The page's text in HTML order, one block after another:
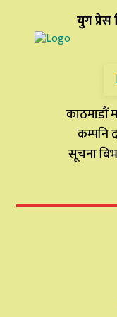
युग प्रेस
काठमाडौं
कम्पनि
सूचना